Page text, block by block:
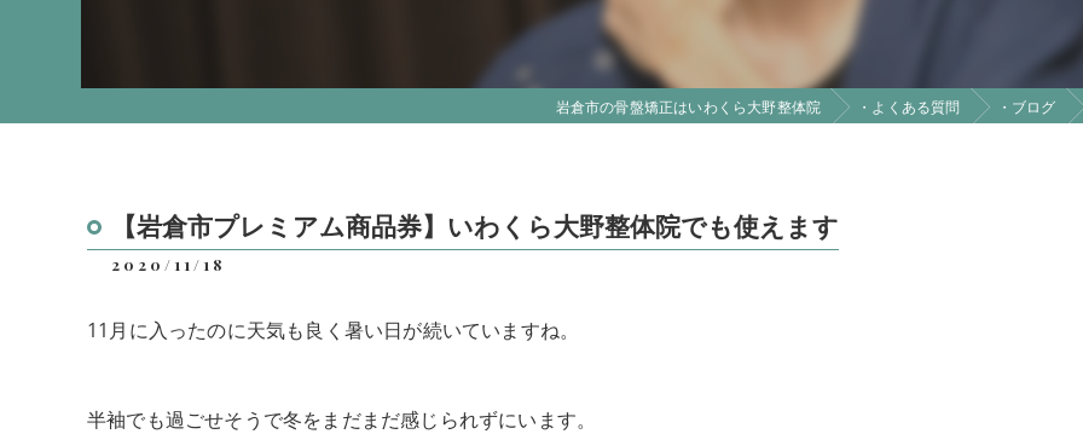
岩倉市の骨盤矯正はいわくら大野整体院 ・よくある質問 ・ブログ
【岩倉市プレミアム商品券】いわくら大野整体院でも使えます
2020/11/18
11月に入ったのに天気も良く暑い日が続いていますね。
半袖でも過ごせそうで冬をまだまだ感じられずにいます。